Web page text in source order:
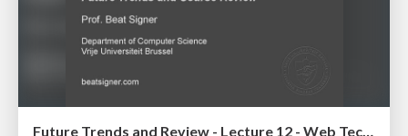
Future Trends and Review - Lecture 12 - Web Technologies (1019888BNR)